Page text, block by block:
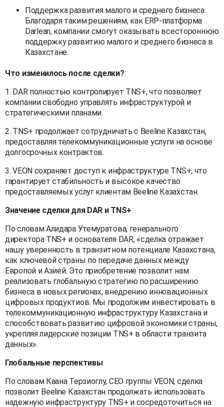
Поддержка развития малого и среднего бизнеса.
Благодаря таким решениям, как ERP-платформа
Darlean, компании смогут оказывать всестороннюю
поддержку развитию малого и среднего бизнеса в
Казахстане.
Что изменилось после сделки?
1. DAR полностью контролирует TNS+, что позволяет
компании свободно управлять инфраструктурой и
стратегическими планами.
2. TNS+ продолжает сотрудничать с Beeline Казахстан,
предоставляя телекоммуникационные услуги на основе
долгосрочных контрактов.
3. VEON сохраняет доступ к инфраструктуре TNS+, что
гарантирует стабильность и высокое качество
предоставляемых услуг клиентам Beeline Казахстан.
Значение сделки для DAR и TNS+
По словам Алидара Утемуратова, генерального
директора TNS+ и основателя DAR, «сделка отражает
нашу уверенность в транзитном потенциале Казахстана,
как ключевой страны по передаче данных между
Европой и Азией. Это приобретение позволит нам
реализовать глобальную стратегию по расширению
бизнеса в новых регионах, внедрению инновационных
цифровых продуктиов. Мы продолжим инвестировать в
телекоммуникационную инфраструктуру Казахстана и
способствовать развитию цифровой экономики страны,
укрепляя лидерские позиции TNS+ в области транзита
данных».
Глобальные перспективы
По словам Каана Терзиоглу, CEO группы VEON, сделка
позволит Beeline Казахстан продолжать использовать
надежную инфраструктуру TNS+ и сосредоточиться на